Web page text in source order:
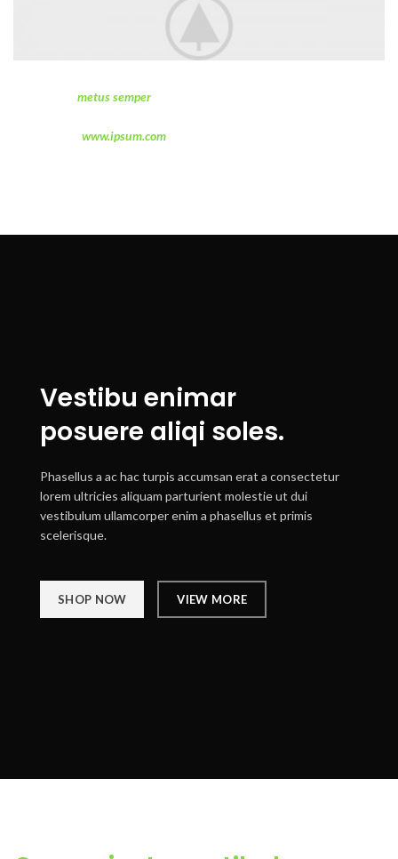
metus sempera a libero luctus sociosqu est lobortis ligula
www.ipsum.com
Vestibu enimar
posuere aliqi soles.
Phasellus a ac hac turpis accumsan erat a consectetur
lorem ultricies aliquam parturient molestie ut dui
vestibulum ullamcorper enim a phasellus et primis
scelerisque.
SHOP NOW VIEW MORE